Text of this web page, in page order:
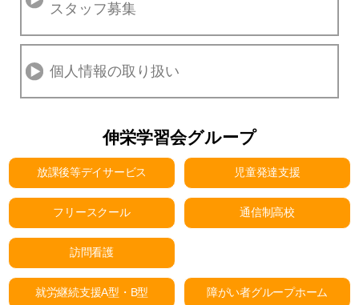
スタッフ募集
個人情報の取り扱い
伸栄学習会グループ
放課後等デイサービス 児童発達支援
フリースクール 通信制高校
訪問看護
就労継続支援A型・B型 障がい者グループホーム